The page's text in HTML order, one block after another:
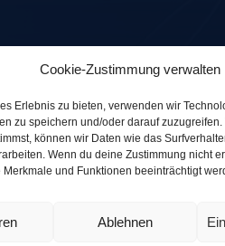
Cookie-Zustimmung verwalten
Erlebnis zu bieten, verwenden wir
zu speichern und/oder darauf
können wir Daten wie das
Wenn du deine Zustimmung nicht
Merkmale und Funktionen beeinträchtigt
Ablehnen
©2023